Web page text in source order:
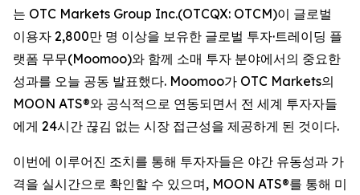
는 OTC Markets Group Inc.(OTCQX: OTCM)이 글로벌
이용자 2,800만 명 이상을 보유한 글로벌 투자·트레이딩 플
랫폼 무무(Moomoo)와 함께 소매 투자 분야에서의 중요한
성과를 오늘 공동 발표했다. Moomoo가 OTC Markets의
MOON ATS®와 공식적으로 연동되면서 전 세계 투자자들
에게 24시간 끊김 없는 시장 접근성을 제공하게 된 것이다.
이번에 이루어진 조치를 통해 투자자들은 야간 유동성과 가
격을 실시간으로 확인할 수 있으며, MOON ATS®를 통해 미